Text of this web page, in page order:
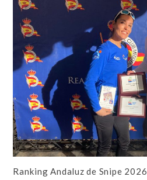
Ranking Andaluz de Snipe 2026